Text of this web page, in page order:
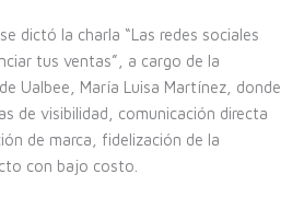
dictó la charla “Las redes sociales
tus ventas”, a cargo de la
Ualbee, María Luisa Martínez, donde
de visibilidad, comunicación directa
de marca, fidelización de la
con bajo costo.